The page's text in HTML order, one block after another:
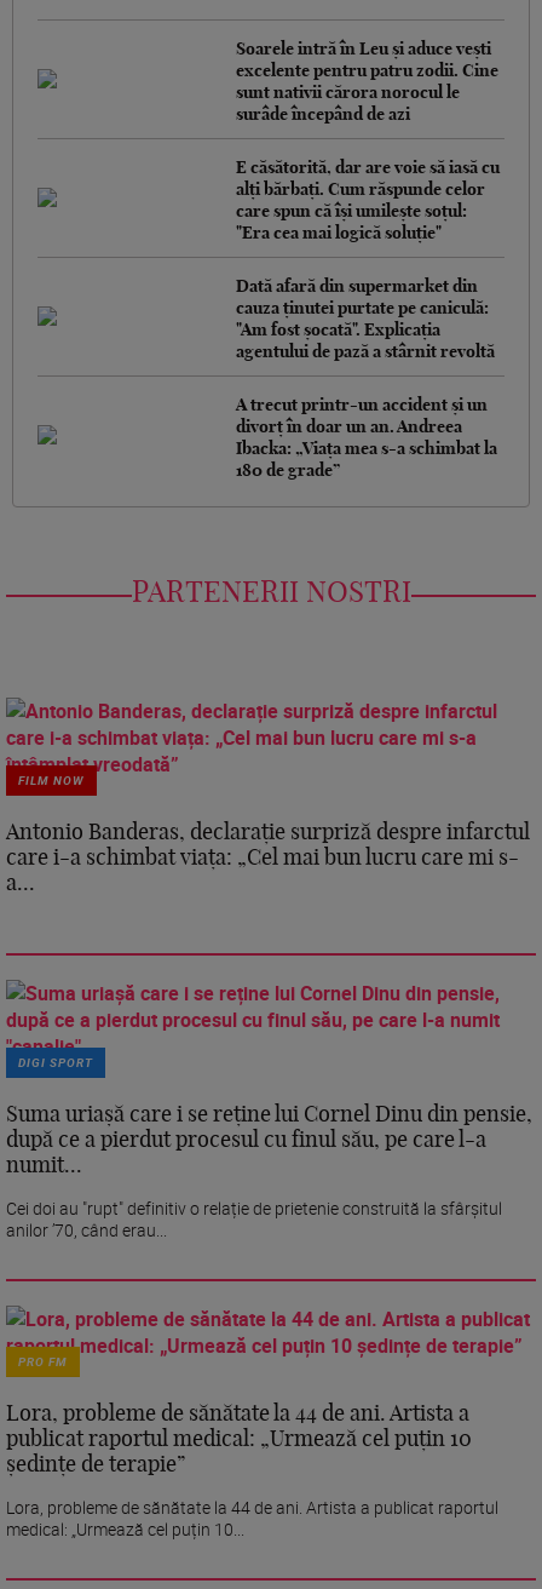
Soarele intră în Leu și aduce vești
excelente pentru patru zodii. Cine
sunt nativii cărora norocul le
surâde începând de azi
E căsătorită, dar are voie să iasă cu
alți bărbați. Cum răspunde celor
care spun că își umilește soțul:
"Era cea mai logică soluție"
Dată afară din supermarket din
cauza ținutei purtate pe caniculă:
"Am fost șocată". Explicația
agentului de pază a stârnit revoltă
A trecut printr-un accident și un
divorț în doar un an. Andreea
Ibacka: „Viața mea s-a schimbat la
180 de grade”
PARTENERII NOSTRI
FILM NOW
Antonio Banderas, declarație surpriză despre infarctul
care i-a schimbat viața: „Cel mai bun lucru care mi s-
a...
DIGI SPORT
Suma uriașă care i se reține lui Cornel Dinu din pensie,
după ce a pierdut procesul cu finul său, pe care l-a
numit...
Cei doi au "rupt" definitiv o relație de prietenie construită la sfârșitul
anilor ’70, când erau...
PRO FM
Lora, probleme de sănătate la 44 de ani. Artista a
publicat raportul medical: „Urmează cel puțin 10
ședințe de terapie”
Lora, probleme de sănătate la 44 de ani. Artista a publicat raportul
medical: „Urmează cel puțin 10...